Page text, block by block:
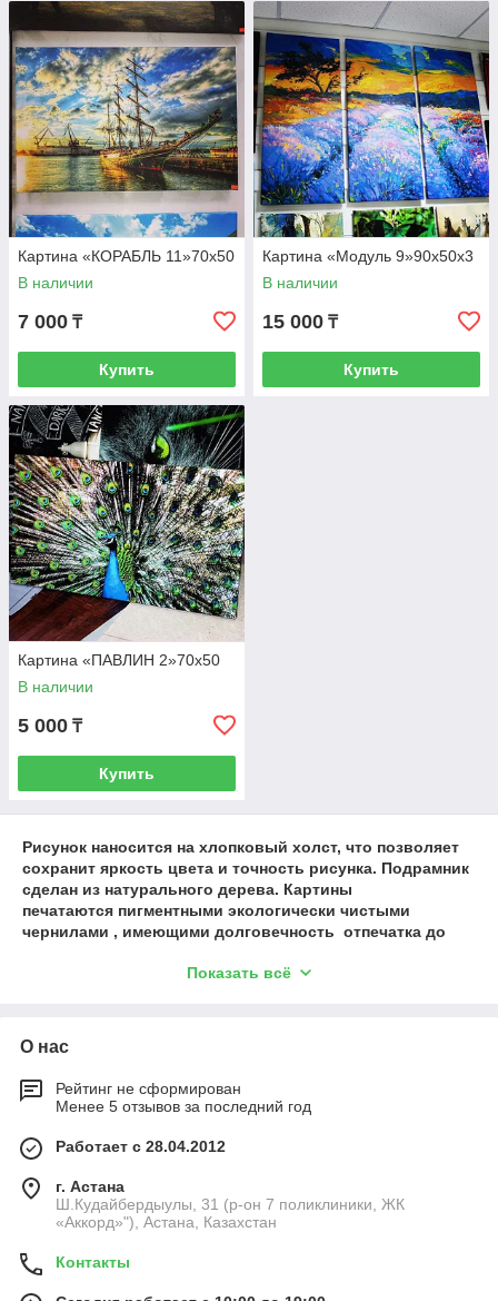
Картина «КОРАБЛЬ 11»70х50
В наличии
7 000 ₸
Купить
Картина «Модуль 9»90х50х3
В наличии
15 000 ₸
Купить
Картина «ПАВЛИН 2»70х50
В наличии
5 000 ₸
Купить
Рисунок наносится на хлопковый холст, что позволяет
сохранит яркость цвета и точность рисунка. Подрамник
сделан из натурального дерева. Картины
печатаются пигментными экологически чистыми
чернилами , имеющими долговечность отпечатка до
максимальным разрешением 2880dpi ,что передает всю
защищает ее от повреждений и придает яркость.
Показать всё
О нас
Рейтинг не сформирован
Менее 5 отзывов за последний год
Работает с 28.04.2012
г. Астана
Ш.Кудайбердыулы, 31 (р-он 7 поликлиники, ЖК
«Аккорд»"), Астана, Казахстан
Контакты